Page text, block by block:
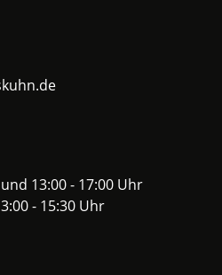
13:00 - 17:00 Uhr
- 15:30 Uhr